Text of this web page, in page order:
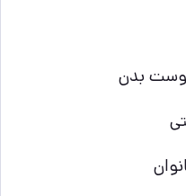
بدن